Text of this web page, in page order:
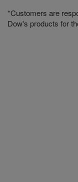
*Customers are
Dow's products for